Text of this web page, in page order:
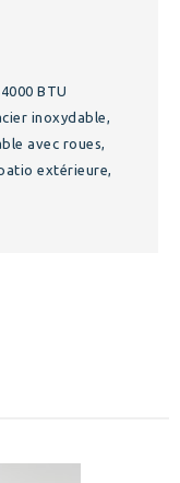
BTU
inoxydable,
avec roues,
extérieure,